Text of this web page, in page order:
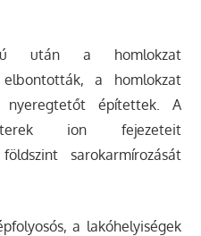
után a homlokzat
elbontották, a homlokzat
nyeregtetőt építettek. A
ion fejezeteit
sarokarmírozását
a lakóhelyiségek